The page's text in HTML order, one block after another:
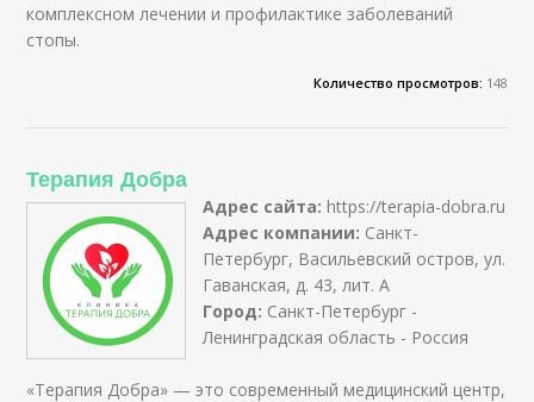
комплексном лечении и профилактике заболеваний
стопы.
Количество просмотров: 148
Терапия Добра
Адрес сайта: https://terapia-dobra.ru
Адрес компании: Санкт-
Петербург, Васильевский остров, ул.
Гаванская, д. 43, лит. А
Город: Санкт-Петербург -
Ленинградская область - Россия
«Терапия Добра» — это современный медицинский центр,